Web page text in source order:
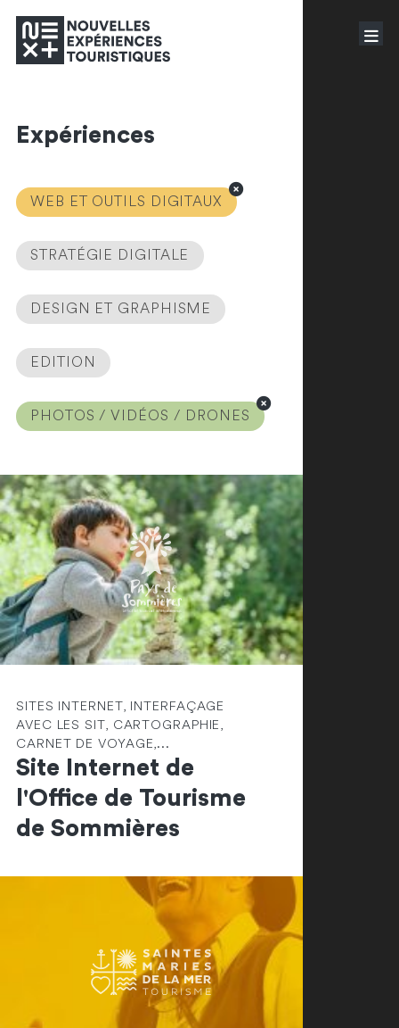
Expériences
WEB ET OUTILS DIGITAUX
STRATÉGIE DIGITALE
DESIGN ET GRAPHISME
EDITION
PHOTOS / VIDÉOS / DRONES
SITES INTERNET, INTERFAÇAGE
AVEC LES SIT, CARTOGRAPHIE,
CARNET DE VOYAGE,...
Site Internet de
l'Office de Tourisme
de Sommières